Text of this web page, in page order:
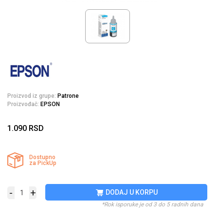
Proizvod iz grupe: Patrone
Proizvođač: EPSON
1.090 RSD
Dostupno
za PickUp
- + DODAJ U KORPU
*Rok isporuke je od 3 do 5 radnih dana